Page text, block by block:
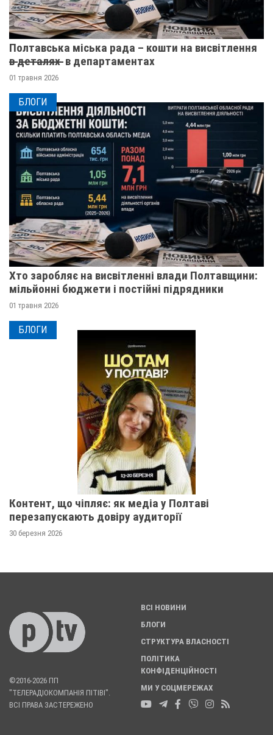
Полтавська міська рада – кошти на висвітлення
в̶ ̶д̶е̶т̶а̶л̶я̶х̶ ̶ в департаментах
01 травня 2026
БЛОГИ
Хто заробляє на висвітленні влади Полтавщини:
мільйонні бюджети і постійні підрядники
01 травня 2026
БЛОГИ
Контент, що чіпляє: як медіа у Полтаві
перезапускають довіру аудиторії
30 березня 2026
©2016-2026 ПП
"ТЕЛЕРАДІОКОМПАНІЯ ПІТІВІ".
ВСІ ПРАВА ЗАСТЕРЕЖЕНО
ВСІ НОВИНИ
БЛОГИ
СТРУКТУРА ВЛАСНОСТІ
ПОЛІТИКА
КОНФІДЕНЦІЙНОСТІ
МИ У СОЦМЕРЕЖАХ